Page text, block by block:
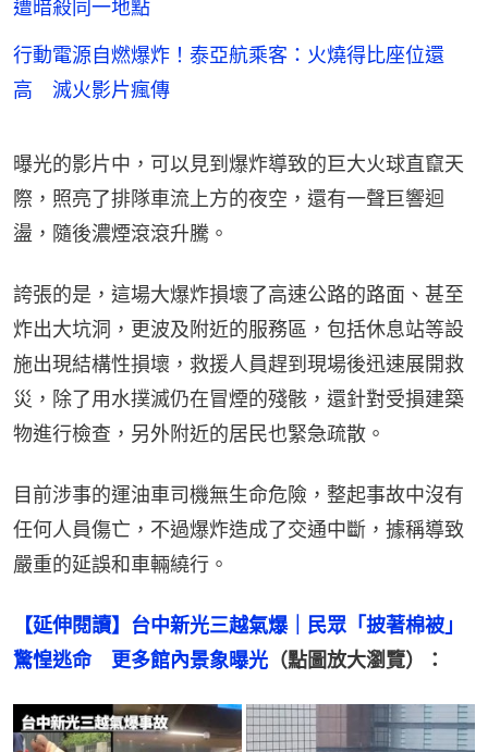
遭暗殺同一地點
行動電源自燃爆炸！泰亞航乘客：火燒得比座位還
高 滅火影片瘋傳
曝光的影片中，可以見到爆炸導致的巨大火球直竄天
際，照亮了排隊車流上方的夜空，還有一聲巨響迴
盪，隨後濃煙滾滾升騰。
誇張的是，這場大爆炸損壞了高速公路的路面、甚至
炸出大坑洞，更波及附近的服務區，包括休息站等設
施出現結構性損壞，救援人員趕到現場後迅速展開救
災，除了用水撲滅仍在冒煙的殘骸，還針對受損建築
物進行檢查，另外附近的居民也緊急疏散。
目前涉事的運油車司機無生命危險，整起事故中沒有
任何人員傷亡，不過爆炸造成了交通中斷，據稱導致
嚴重的延誤和車輛繞行。
【延伸閱讀】台中新光三越氣爆｜民眾「披著棉被」
驚惶逃命　更多館內景象曝光 （點圖放大瀏覽）：